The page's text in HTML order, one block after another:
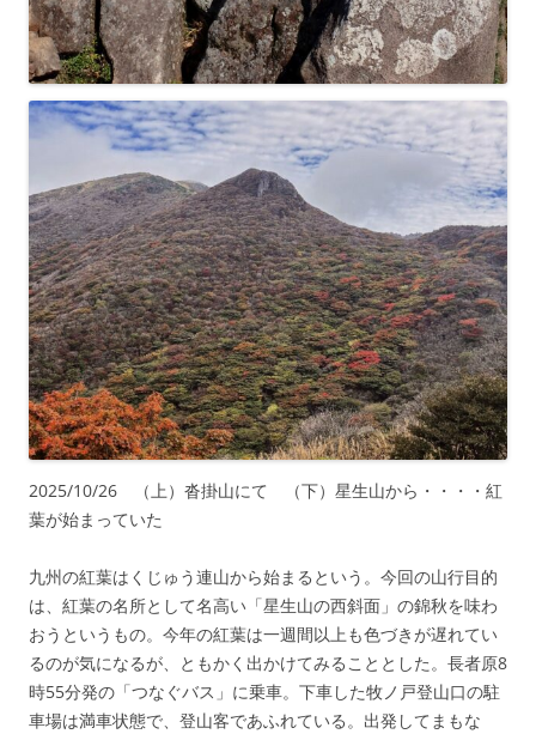
2025/10/26 （上）沓掛山にて （下）星生山から・・・・紅
葉が始まっていた
九州の紅葉はくじゅう連山から始まるという。今回の山行目的
は、紅葉の名所として名高い「星生山の西斜面」の錦秋を味わ
おうというもの。今年の紅葉は一週間以上も色づきが遅れてい
るのが気になるが、ともかく出かけてみることとした。長者原8
時55分発の「つなぐバス」に乗車。下車した牧ノ戸登山口の駐
車場は満車状態で、登山客であふれている。出発してまもな